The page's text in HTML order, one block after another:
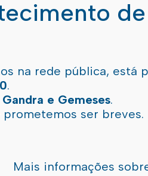
na rede pública, está
.
e Gemeses.
prometemos ser breves.
Mais informações